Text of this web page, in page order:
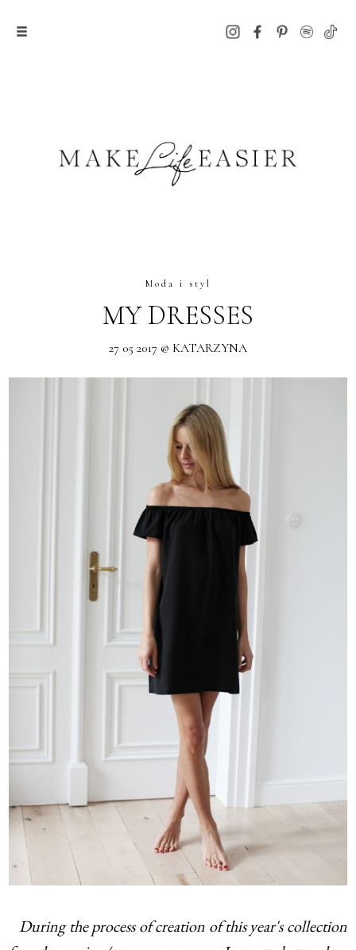
Moda i styl
MY DRESSES
27 05 2017 @ KATARZYNA
During the process of creation of this year's collection